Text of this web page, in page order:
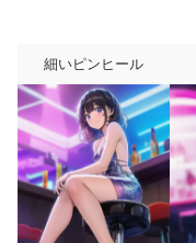
細いピンヒール